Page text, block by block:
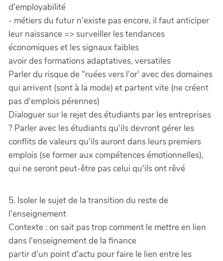
d'employabilité
- métiers du futur n'existe pas encore, il faut anticiper
leur naissance => surveiller les tendances
économiques et les signaux faibles
avoir des formations adaptatives, versatiles
Parler du risque de "ruées vers l'or' avec des domaines
qui arrivent (sont à la mode) et partent vite (ne créent
pas d'emplois pérennes)
Dialoguer sur le rejet des étudiants par les entreprises
? Parler avec les étudiants qu'ils devront gérer les
conflits de valeurs qu'ils auront dans leurs premiers
emplois (se former aux compétences émotionnelles),
qui ne seront peut-être pas celui qu'ils ont rêvé
5. Isoler le sujet de la transition du reste de
l'enseignement
Contexte : on sait pas trop comment le mettre en lien
dans l'enseignement de la finance
partir d'un point d'actu pour faire le lien entre les